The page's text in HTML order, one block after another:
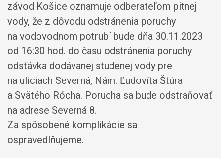
závod Košice oznamuje odberateľom pitnej
vody, že z dôvodu odstránenia poruchy
na vodovodnom potrubí bude dňa 30.11.2023
od 16:30 hod. do času odstránenia poruchy
odstávka dodávanej studenej vody pre
na uliciach Severná, Nám. Ľudovíta Štúra
a Svätého Rócha. Porucha sa bude odstraňovať
na adrese Severná 8.
Za spôsobené komplikácie sa
ospravedlňujeme.